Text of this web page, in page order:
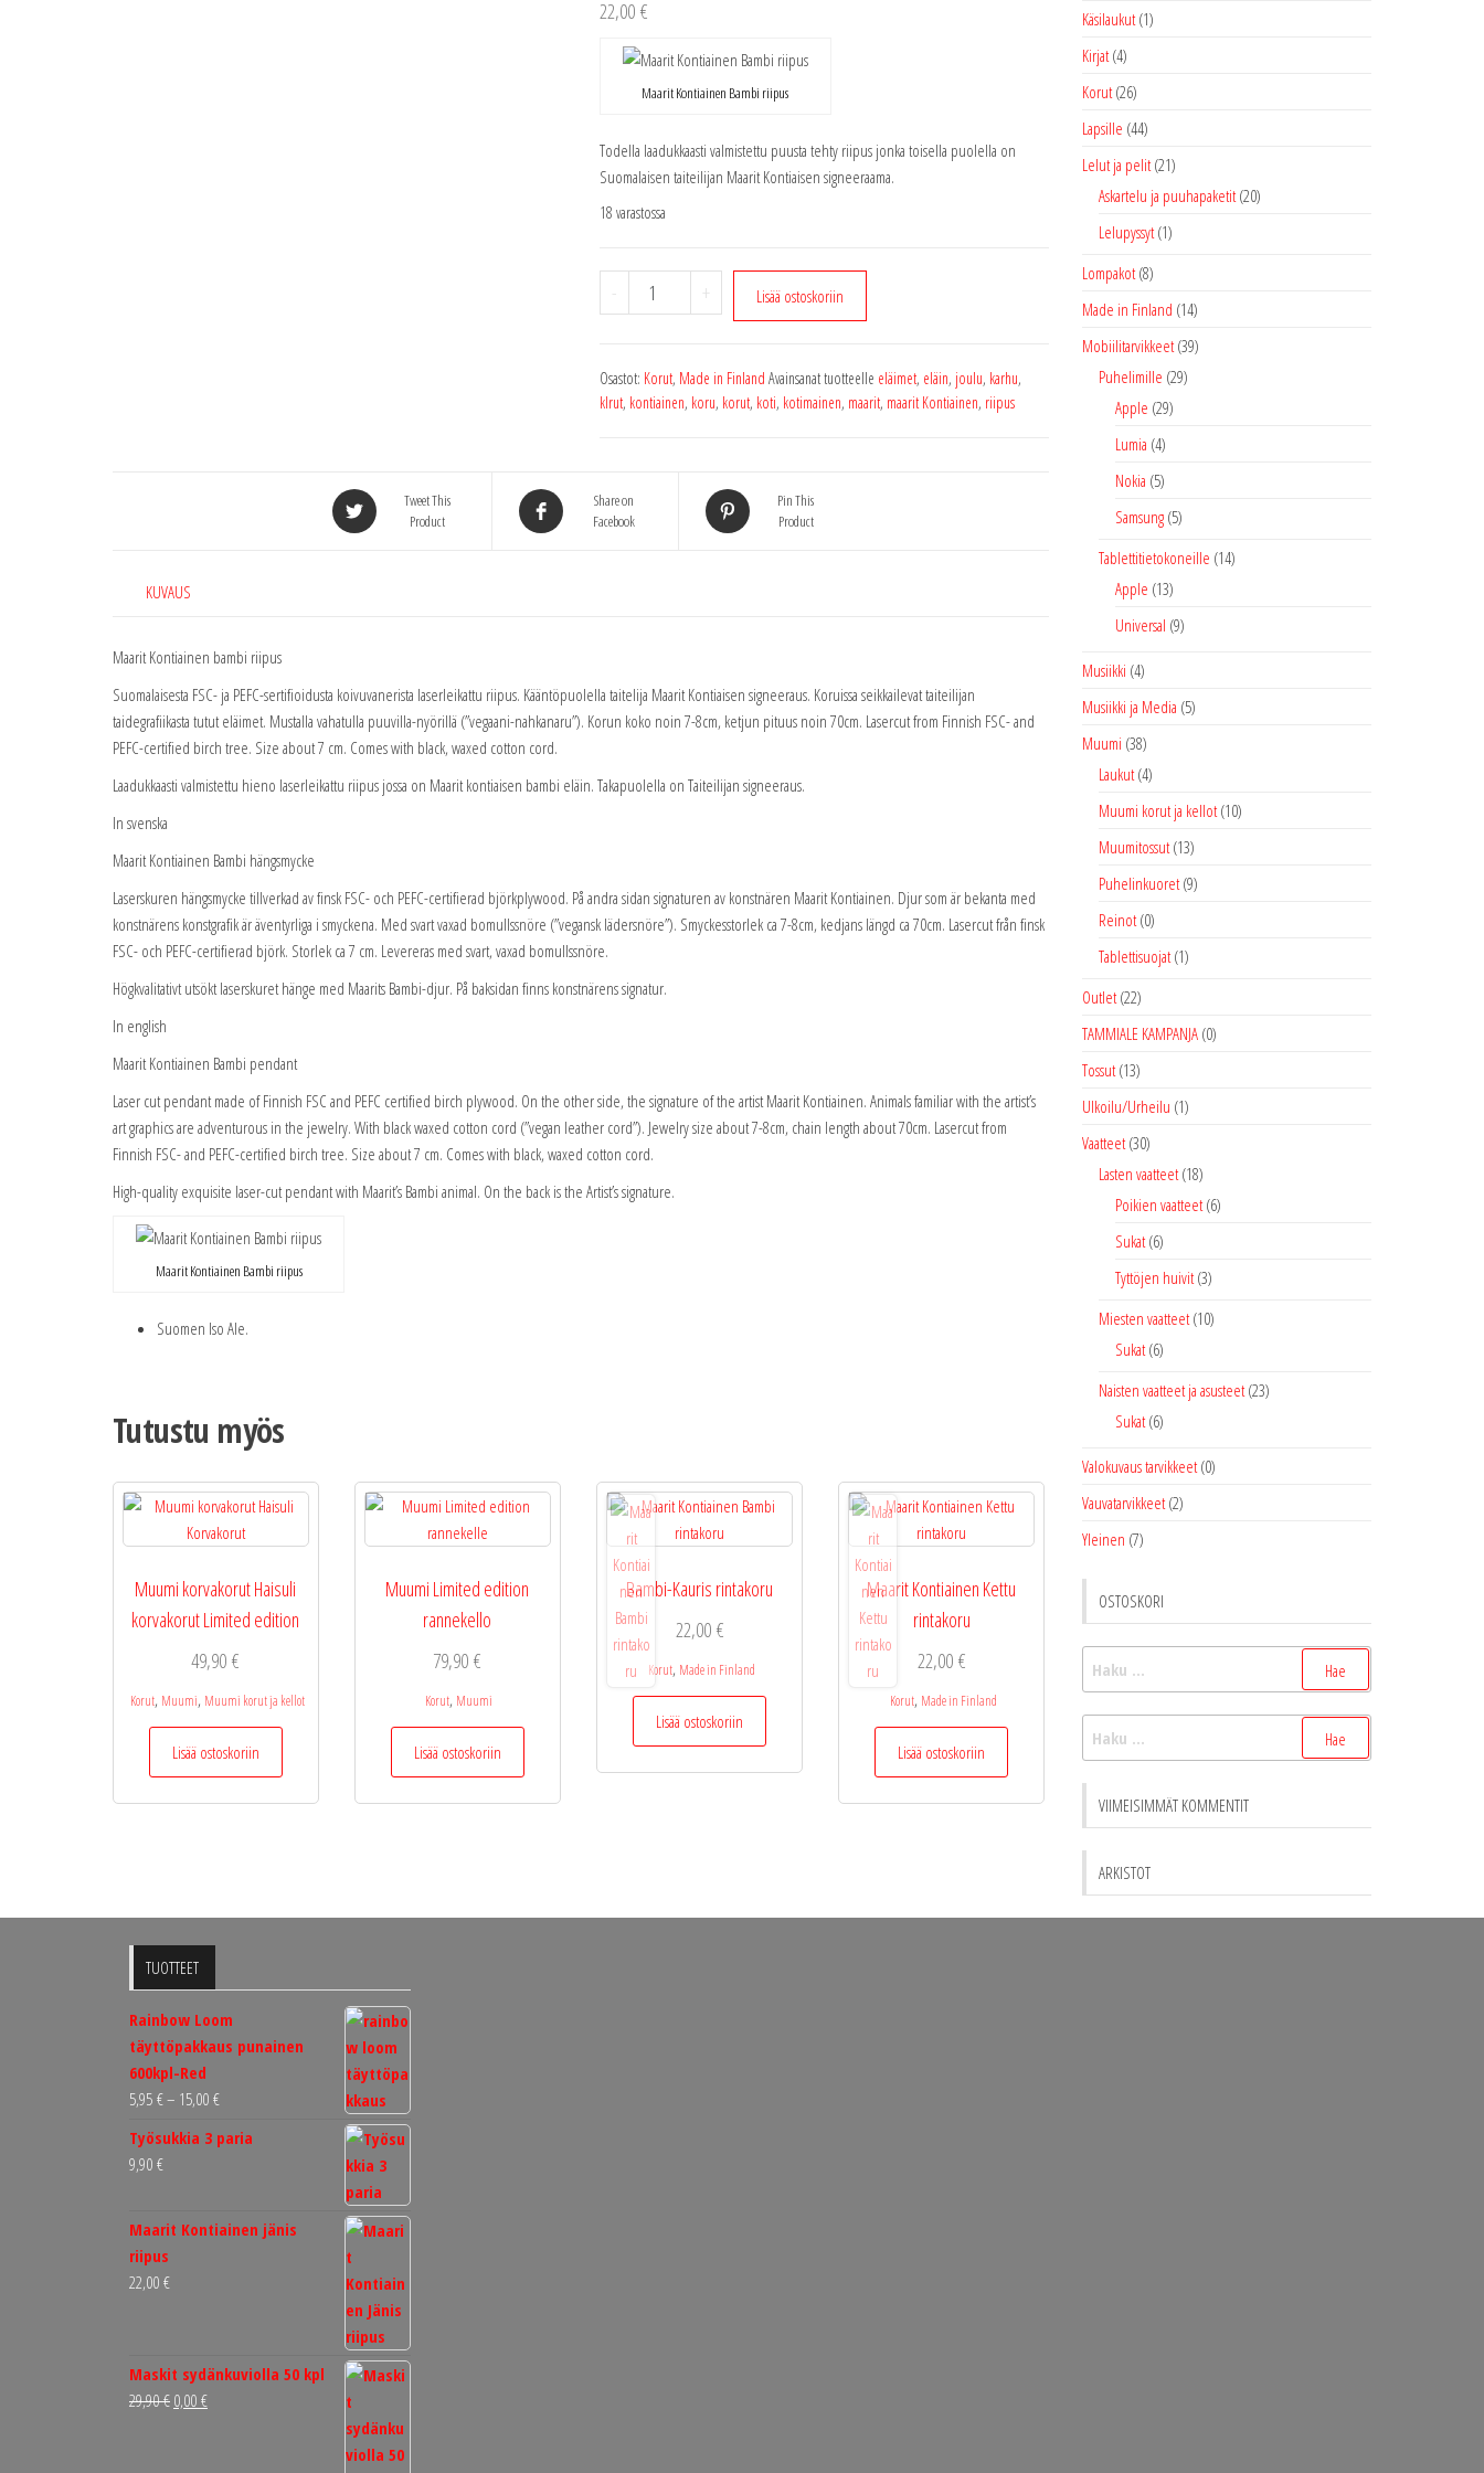
22,00 €
Maarit Kontiainen Bambi riipus
Todella laadukkaasti valmistettu puusta tehty riipus jonka toisella puolella on
Suomalaisen taiteilijan Maarit Kontiaisen signeeraama.
18 varastossa
-
Maarit
Kontiainen
määrä
+ Lisää ostoskoriin
Osastot: Korut, Made in Finland Avainsanat tuotteelle eläimet, eläin, joulu, karhu,
klrut, kontiainen, koru, korut, koti, kotimainen, maarit, maarit Kontiainen, riipus
Tweet This
Product
Share on
Facebook
Pin This
Product
KUVAUS
Maarit Kontiainen bambi riipus
Suomalaisesta FSC- ja PEFC-sertifioidusta koivuvanerista laserleikattu riipus. Kääntöpuolella taitelija Maarit Kontiaisen signeeraus. Koruissa seikkailevat taiteilijan
taidegrafiikasta tutut eläimet. Mustalla vahatulla puuvilla-nyörillä (”vegaani-nahkanaru”). Korun koko noin 7-8cm, ketjun pituus noin 70cm. Lasercut from Finnish FSC- and
PEFC-certified birch tree. Size about 7 cm. Comes with black, waxed cotton cord.
Laadukkaasti valmistettu hieno laserleikattu riipus jossa on Maarit kontiaisen bambi eläin. Takapuolella on Taiteilijan signeeraus.
In svenska
Maarit Kontiainen Bambi hängsmycke
Laserskuren hängsmycke tillverkad av finsk FSC- och PEFC-certifierad björkplywood. På andra sidan signaturen av konstnären Maarit Kontiainen. Djur som är bekanta med
konstnärens konstgrafik är äventyrliga i smyckena. Med svart vaxad bomullssnöre (”vegansk lädersnöre”). Smyckesstorlek ca 7-8cm, kedjans längd ca 70cm. Lasercut från finsk
FSC- och PEFC-certifierad björk. Storlek ca 7 cm. Levereras med svart, vaxad bomullssnöre.
Högkvalitativt utsökt laserskuret hänge med Maarits Bambi-djur. På baksidan finns konstnärens signatur.
In english
Maarit Kontiainen Bambi pendant
Laser cut pendant made of Finnish FSC and PEFC certified birch plywood. On the other side, the signature of the artist Maarit Kontiainen. Animals familiar with the artist’s
art graphics are adventurous in the jewelry. With black waxed cotton cord (”vegan leather cord”). Jewelry size about 7-8cm, chain length about 70cm. Lasercut from
Finnish FSC- and PEFC-certified birch tree. Size about 7 cm. Comes with black, waxed cotton cord.
High-quality exquisite laser-cut pendant with Maarit’s Bambi animal. On the back is the Artist’s signature.
Maarit Kontiainen Bambi riipus
Suomen Iso Ale.
Tutustu myös
Muumi korvakorut Haisuli
korvakorut Limited edition
49,90€
Korut, Muumi, Muumi korut ja kellot
Lisää ostoskoriin
Muumi Limited edition
rannekello
79,90€
Korut, Muumi
Lisää ostoskoriin
Bambi-Kauris rintakoru
22,00 €
Korut, Made in Finland
Lisää ostoskoriin
Maarit Kontiainen Kettu
rintakoru
22,00 €
Korut, Made in Finland
Lisää ostoskoriin
Käsilaukut (1)
Kirjat (4)
Korut (26)
Lapsille (44)
Lelut ja pelit (21)
Askartelu ja puuhapaketit (20)
Lelupyssyt (1)
Lompakot (8)
Made in Finland (14)
Mobiilitarvikkeet (39)
Puhelimille (29)
Apple (29)
Lumia (4)
Nokia (5)
Samsung (5)
Tablettitietokoneille (14)
Apple (13)
Universal (9)
Musiikki (4)
Musiikki ja Media (5)
Muumi (38)
Laukut (4)
Muumi korut ja kellot (10)
Muumitossut (13)
Puhelinkuoret (9)
Reinot (0)
Tablettisuojat (1)
Outlet (22)
TAMMIALE KAMPANJA (0)
Tossut (13)
Ulkoilu/Urheilu (1)
Vaatteet (30)
Lasten vaatteet (18)
Poikien vaatteet (6)
Sukat (6)
Tyttöjen huivit (3)
Miesten vaatteet (10)
Sukat (6)
Naisten vaatteet ja asusteet (23)
Sukat (6)
Valokuvaus tarvikkeet (0)
Vauvatarvikkeet (2)
Yleinen (7)
OSTOSKORI
Haku:
Haku:
VIIMEISIMMÄT KOMMENTIT
ARKISTOT
TUOTTEET
Rainbow Loom
täyttöpakkaus punainen
600kpl-Red
5,95 €– 15,00 €Hintaluokka:
-
Työsukkia 3 paria
9,90 €
Maarit Kontiainen jänis
riipus
22,00 €
Maskit sydänkuviolla 50 kpl
29,90€ Alkuperäinen
0,00 €Nykyinen